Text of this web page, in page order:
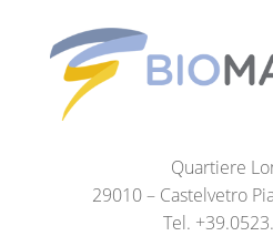
Quartiere
29010 – Castelvetro
Tel.